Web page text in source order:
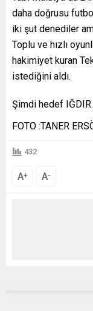
daha doğrusu
iki şut denediler
Toplu ve hızlı
hakimiyet kuran
istediğini aldı.
Şimdi hedef
FOTO :TANER
432
A+ A-